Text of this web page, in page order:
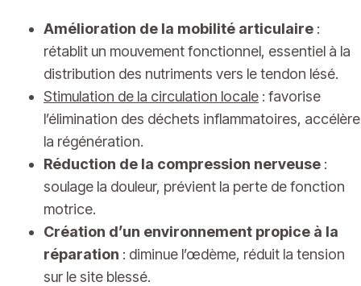
Amélioration de la mobilité articulaire :
rétablit un mouvement fonctionnel, essentiel à la
distribution des nutriments vers le tendon lésé.
Stimulation de la circulation locale : favorise
l’élimination des déchets inflammatoires, accélère
la régénération.
Réduction de la compression nerveuse :
soulage la douleur, prévient la perte de fonction
motrice.
Création d’un environnement propice à la
réparation : diminue l’œdème, réduit la tension
sur le site blessé.